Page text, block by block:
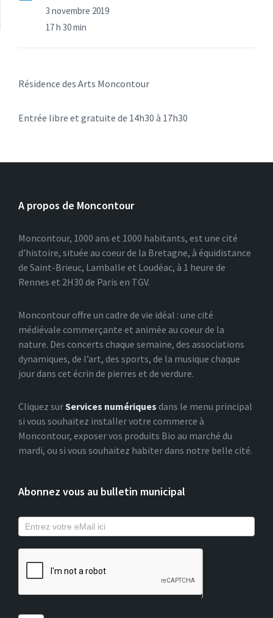
3 novembre 2019
17 h 30 min
Résidence des Arts Moncontour
Entrée libre et gratuite de 14h30 à 17h30
A propos de Moncontour
Moncontour, 1000 ans et 1000 habitants, est une cité
d’histoire, située au coeur de la Bretagne, à équidistance
de Saint-Brieuc, Lamballe et Loudéac, à 1 heure de
Rennes et 2H30 de Paris en TGV.
Moncontour offre un cadre de vie idéal : une cité
médiévale commerçante et animée au coeur de la
nature. Des concerts chaque semaine, des associations
dynamiques, de l’art, des sports, de la musique chaque
jour dans cet écrin de pierres et de verdure.
Cliquez surServices numériques dans le menu principal
si vous souhaitez installer votre commerce à
Moncontour, exposer vos produits Bio au marché du
mardi, ou si vous souhaitez habiter dans notre belle cité.
Abonnez vous au bulletin municipal